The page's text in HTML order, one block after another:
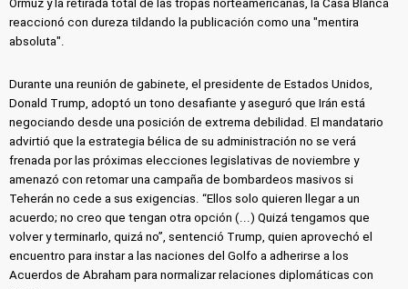
Ormuz y la retirada total de las tropas norteamericanas, la Casa Blanca
reaccionó con dureza tildando la publicación como una "mentira
absoluta".
Durante una reunión de gabinete, el presidente de Estados Unidos,
Donald Trump, adoptó un tono desafiante y aseguró que Irán está
negociando desde una posición de extrema debilidad. El mandatario
advirtió que la estrategia bélica de su administración no se verá
frenada por las próximas elecciones legislativas de noviembre y
amenazó con retomar una campaña de bombardeos masivos si
Teherán no cede a sus exigencias. “Ellos solo quieren llegar a un
acuerdo; no creo que tengan otra opción (...) Quizá tengamos que
volver y terminarlo, quizá no”, sentenció Trump, quien aprovechó el
encuentro para instar a las naciones del Golfo a adherirse a los
Acuerdos de Abraham para normalizar relaciones diplomáticas con